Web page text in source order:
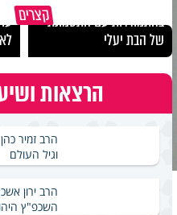
קצריםבהתמודדות עם התסמונת
של הבת יעלי
לא
הרצאות
הרב זמיר
וגיל העולם
הרב ירון
השכפ"ץ